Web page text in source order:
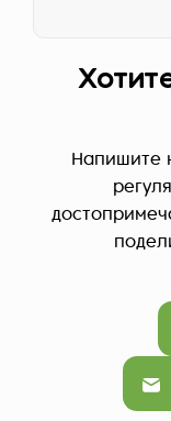
Напишите